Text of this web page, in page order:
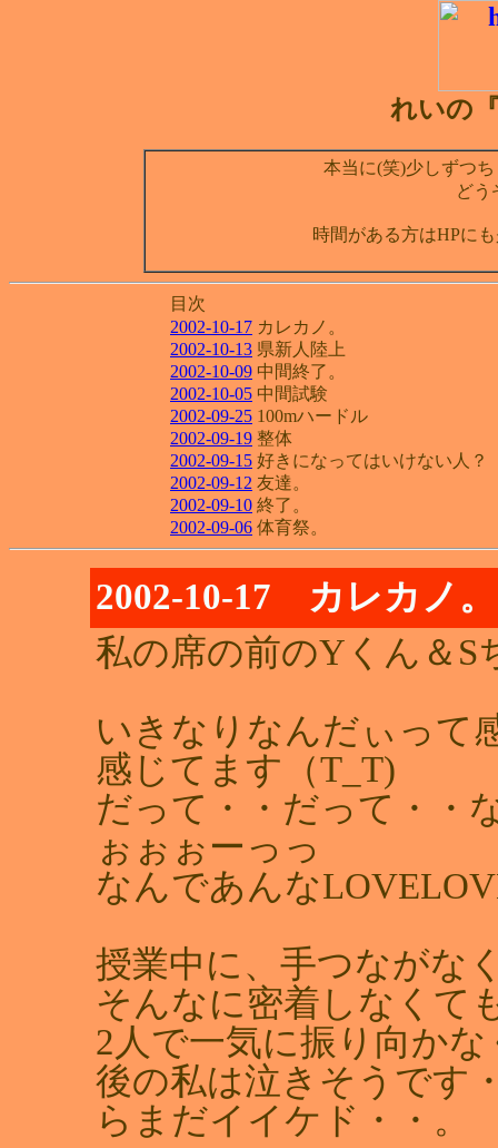
れいの
本当に(笑)少しずつ
どう
時間がある方はHPに
目次
2002-10-17 カレカノ。
2002-10-13 県新人陸上
2002-10-09 中間終了。
2002-10-05 中間試験
2002-09-25 100mハードル
2002-09-19 整体
2002-09-15 好きになってはいけない人？
2002-09-12 友達。
2002-09-10 終了。
2002-09-06 体育祭。
2002-10-17 カレカノ。
私の席の前のYくん＆S
いきなりなんだぃって
感じてます（T_T)
だって・・だって・・
ぉぉぉーっっ
なんであんな
授業中に、手つながな
そんなに密着しなくて
2人で一気に振り向か
後の私は泣きそうです
らまだイイケド・・。